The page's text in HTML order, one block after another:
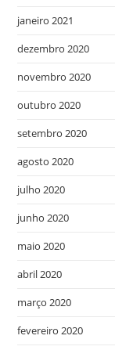
janeiro 2021
dezembro 2020
novembro 2020
outubro 2020
setembro 2020
agosto 2020
julho 2020
junho 2020
maio 2020
abril 2020
março 2020
fevereiro 2020